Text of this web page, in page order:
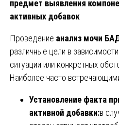
предмет выявления
активных добавок
Проведение анализ мочи
различные цели в
ситуации или конкретных
Наиболее часто
Установление факта
активной добавки:в